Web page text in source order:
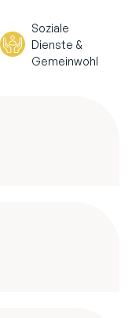
Soziale
Dienste &
Gemeinwohl